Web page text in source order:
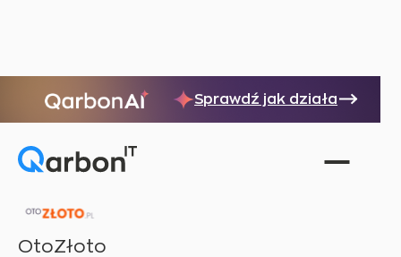
Sprawdź jak działa
OtoZłoto